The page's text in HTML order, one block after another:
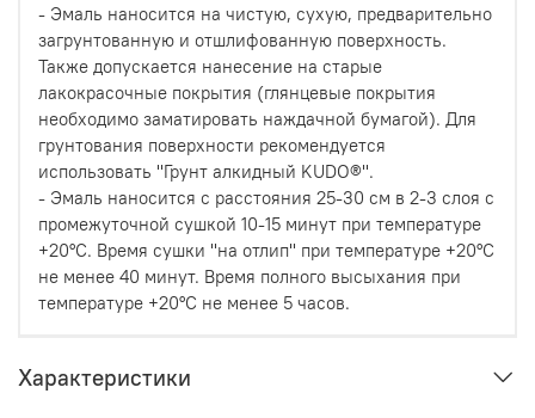
- Эмаль наносится на чистую, сухую, предварительно
загрунтованную и отшлифованную поверхность.
Также допускается нанесение на старые
лакокрасочные покрытия (глянцевые покрытия
необходимо заматировать наждачной бумагой). Для
грунтования поверхности рекомендуется
использовать ''Грунт алкидный KUDO®''.
- Эмаль наносится с расстояния 25-30 см в 2-3 слоя с
промежуточной сушкой 10-15 минут при температуре
+20°С. Время сушки ''на отлип'' при температуре +20°С
не менее 40 минут. Время полного высыхания при
температуре +20°С не менее 5 часов.
Характеристики